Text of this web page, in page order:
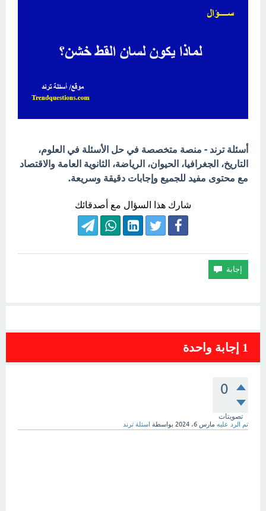
أسئلة ترند - منصة متخصصة في حل الأسئلة في العلوم،
التاريخ، الجغرافيا، الحيوان، الرياضة، الثانوية العامة والاقتصاد
مع محتوى مفيد للجميع وإجابات دقيقة وسريعة.
شارك هذا السؤال مع أصدقائك
1 إجابة واحدة
0
تصويتات
تم الرد عليه مارس 6، 2024 بواسطة اسئلة ترند